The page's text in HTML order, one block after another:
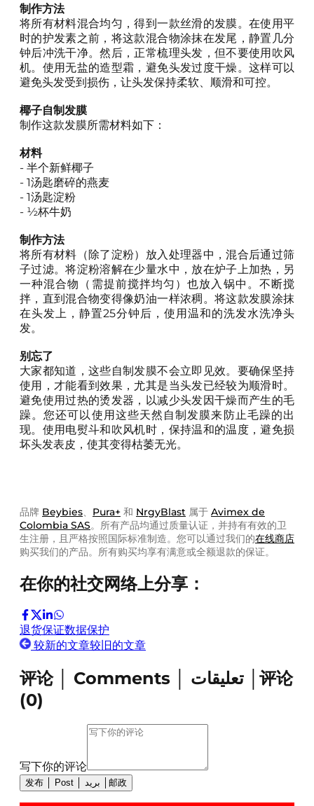
制作方法
将所有材料混合均匀，得到一款丝滑的发膜。在使用平
时的护发素之前，将这款混合物涂抹在发尾，静置几分
钟后冲洗干净。然后，正常梳理头发，但不要使用吹风
机。使用无盐的造型霜，避免头发过度干燥。这样可以
避免头发受到损伤，让头发保持柔软、顺滑和可控。
椰子自制发膜
制作这款发膜所需材料如下：
材料
- 半个新鲜椰子
- 1汤匙磨碎的燕麦
- 1汤匙淀粉
- ½杯牛奶
制作方法
将所有材料（除了淀粉）放入处理器中，混合后通过筛
子过滤。将淀粉溶解在少量水中，放在炉子上加热，另
一种混合物（需提前搅拌均匀）也放入锅中。不断搅
拌，直到混合物变得像奶油一样浓稠。将这款发膜涂抹
在头发上，静置25分钟后，使用温和的洗发水洗净头
发。
别忘了
大家都知道，这些自制发膜不会立即见效。要确保坚持
使用，才能看到效果，尤其是当头发已经较为顺滑时。
避免使用过热的烫发器，以减少头发因干燥而产生的毛
躁。您还可以使用这些天然自制发膜来防止毛躁的出
现。使用电熨斗和吹风机时，保持温和的温度，避免损
坏头发表皮，使其变得枯萎无光。
品牌 Beybies、 Pura+ 和 NrgyBlast 属于 Avimex de
Colombia SAS。所有产品均通过质量认证，并持有有效的卫
生注册，且严格按照国际标准制造。您可以通过我们的在线商店
购买我们的产品。所有购买均享有满意或全额退款的保证。
在你的社交网络上分享：
退货保证数据保护
较新的文章较旧的文章
评论 │ Comments │ تعليقات │评论
(0)
写下你的评论
发布 │ Post │ بريد │邮政